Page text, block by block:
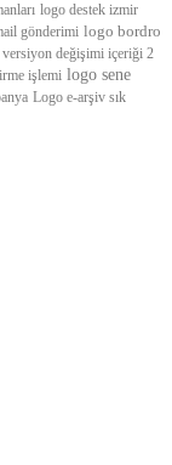
logo destek izmir
gönderimi logo bordro
değişimi içeriği 2
işlemi logo sene
Logo e-arşiv sık